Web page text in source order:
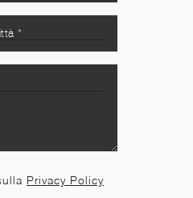
Privacy Policy